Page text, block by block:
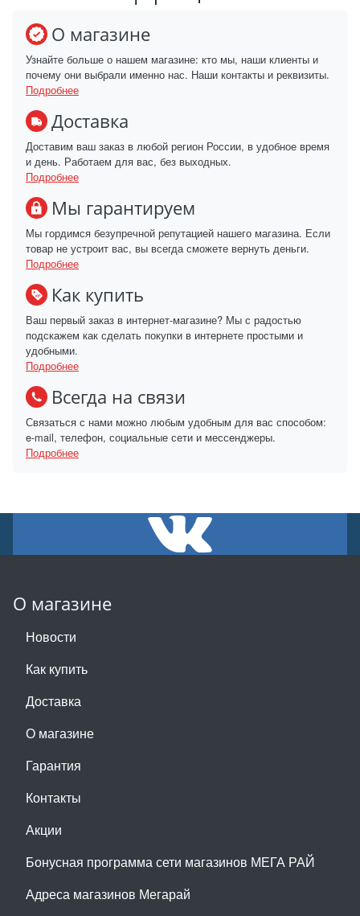
О магазине
Узнайте больше о нашем магазине: кто мы, наши клиенты и
почему они выбрали именно нас. Наши контакты и реквизиты.
Подробнее
Доставка
Доставим ваш заказ в любой регион России, в удобное время
и день. Работаем для вас, без выходных.
Подробнее
Мы гарантируем
Мы гордимся безупречной репутацией нашего магазина. Если
товар не устроит вас, вы всегда сможете вернуть деньги.
Подробнее
Как купить
Ваш первый заказ в интернет-магазине? Мы с радостью
подскажем как сделать покупки в интернете простыми и
удобными.
Подробнее
Всегда на связи
Связаться с нами можно любым удобным для вас способом:
e-mail, телефон, социальные сети и мессенджеры.
Подробнее
О магазине
Новости
Как купить
Доставка
О магазине
Гарантия
Контакты
Акции
Бонусная программа сети магазинов МЕГА РАЙ
Адреса магазинов Мегарай